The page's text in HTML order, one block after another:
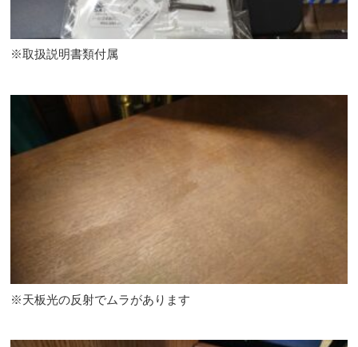
※取扱説明書類付属
※天板光の反射でムラがあります